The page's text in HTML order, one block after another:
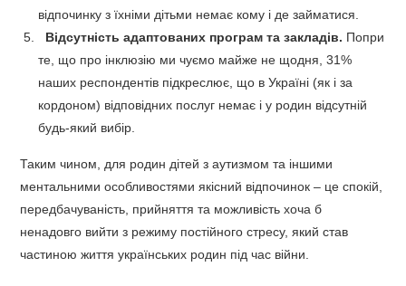
відпочинку з їхніми дітьми немає кому і де займатися.
Відсутність адаптованих програм та закладів. Попри
те, що про інклюзію ми чуємо майже не щодня, 31%
наших респондентів підкреслює, що в Україні (як і за
кордоном) відповідних послуг немає і у родин відсутній
будь-який вибір.
Таким чином, для родин дітей з аутизмом та іншими
ментальними особливостями якісний відпочинок – це спокій,
передбачуваність, прийняття та можливість хоча б
ненадовго вийти з режиму постійного стресу, який став
частиною життя українських родин під час війни.